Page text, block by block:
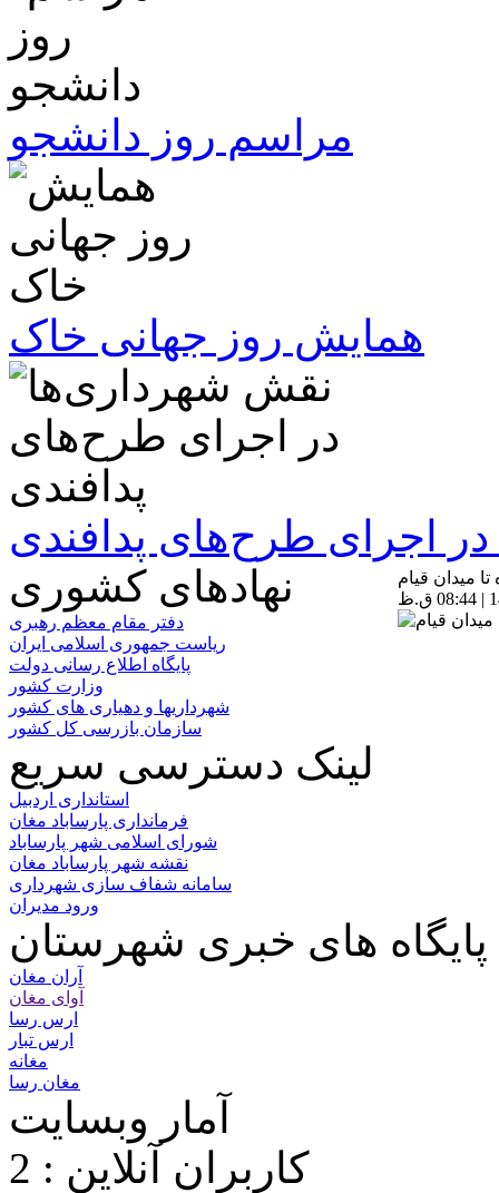
مراسم روز دانشجو
همایش روز جهانی خاک
اجرای طرح‌های پدافندی
میدان قیام نهادهای کشوری
دفتر مقام معظم رهبری
ریاست جمهوری اسلامی ایران
پایگاه اطلاع رسانی دولت
وزارت کشور
شهرداریها و دهیاری های کشور
سازمان بازرسی کل کشور
لینک دسترسی سریع
استانداری اردبیل
فرمانداری پارساباد مغان
شورای اسلامی شهر پارساباد
نقشه شهر پارساباد مغان
سامانه شفاف سازی شهرداری
ورود مدیران
پایگاه های خبری شهرستان
آران مغان
آوای مغان
ارس رسا
ارس تبار
مغانه
مغان رسا
آمار وبسایت
کاربران آنلاین : 2